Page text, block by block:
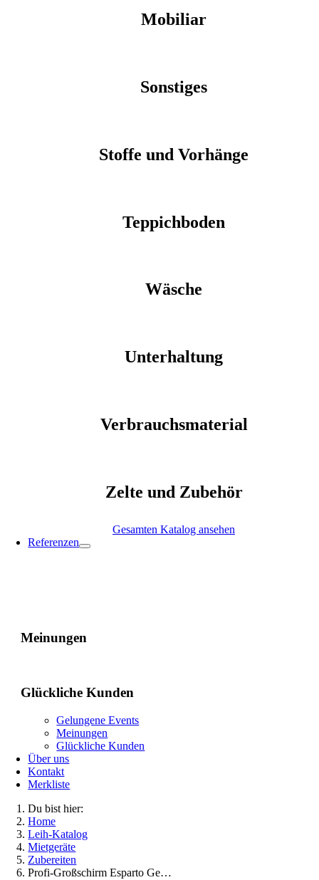
Mobiliar
Sonstiges
Stoffe und Vorhänge
Teppichboden
Wäsche
Unterhaltung
Verbrauchsmaterial
Zelte und Zubehör
Gesamten Katalog ansehen
Referenzen
Meinungen
Glückliche Kunden
Gelungene Events
Meinungen
Glückliche Kunden
Über uns
Kontakt
Merkliste
Du bist hier:
Home
Leih-Katalog
Mietgeräte
Zubereiten
Profi-Großschirm Esparto Ge…